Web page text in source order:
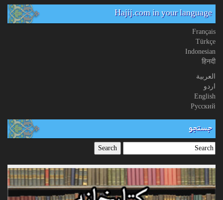
Hajij.com in your language
Français
Türkçe
Indonesian
हिनदी
العربیة
اردو
English
Русский
جستجو